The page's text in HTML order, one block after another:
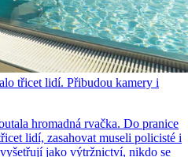
třicet lidí. Přibudou kamery i
hromadná rvačka. Do pranice
lidí, zasahovat museli policisté i
jako výtržnictví, nikdo se